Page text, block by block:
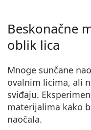
Beskonačne
oblik lica
Mnoge sunčane
ovalnim licima, ali
sviđaju.
materijalima kako
naočala.